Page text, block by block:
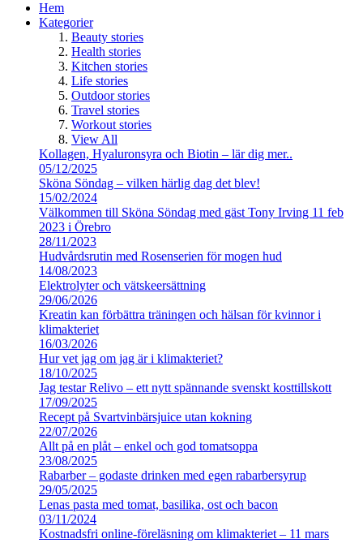
Hem
Kategorier
Beauty stories
Health stories
Kitchen stories
Life stories
Outdoor stories
Travel stories
Workout stories
View All
Kollagen, Hyaluronsyra och Biotin – lär dig mer..
05/12/2025
Sköna Söndag – vilken härlig dag det blev!
15/02/2024
Välkommen till Sköna Söndag med gäst Tony Irving 11 feb
2023 i Örebro
28/11/2023
Hudvårdsrutin med Rosenserien för mogen hud
14/08/2023
Elektrolyter och vätskeersättning
29/06/2026
Kreatin kan förbättra träningen och hälsan för kvinnor i
klimakteriet
16/03/2026
Hur vet jag om jag är i klimakteriet?
18/10/2025
Jag testar Relivo – ett nytt spännande svenskt kosttillskott
17/09/2025
Recept på Svartvinbärsjuice utan kokning
22/07/2026
Allt på en plåt – enkel och god tomatsoppa
23/08/2025
Rabarber – godaste drinken med egen rabarbersyrup
29/05/2025
Lenas pasta med tomat, basilika, ost och bacon
03/11/2024
Kostnadsfri online-föreläsning om klimakteriet – 11 mars